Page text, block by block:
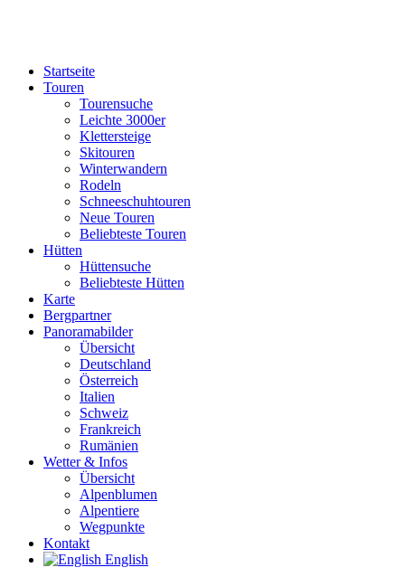
Startseite
Touren
Tourensuche
Leichte 3000er
Klettersteige
Skitouren
Winterwandern
Rodeln
Schneeschuhtouren
Neue Touren
Beliebteste Touren
Hütten
Hüttensuche
Beliebteste Hütten
Karte
Bergpartner
Panoramabilder
Übersicht
Deutschland
Österreich
Italien
Schweiz
Frankreich
Rumänien
Wetter & Infos
Übersicht
Alpenblumen
Alpentiere
Wegpunkte
Kontakt
English